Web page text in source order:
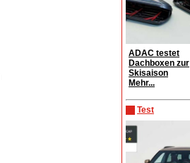
ADAC testet
Dachboxen zur
Skisaison
Mehr...
Test